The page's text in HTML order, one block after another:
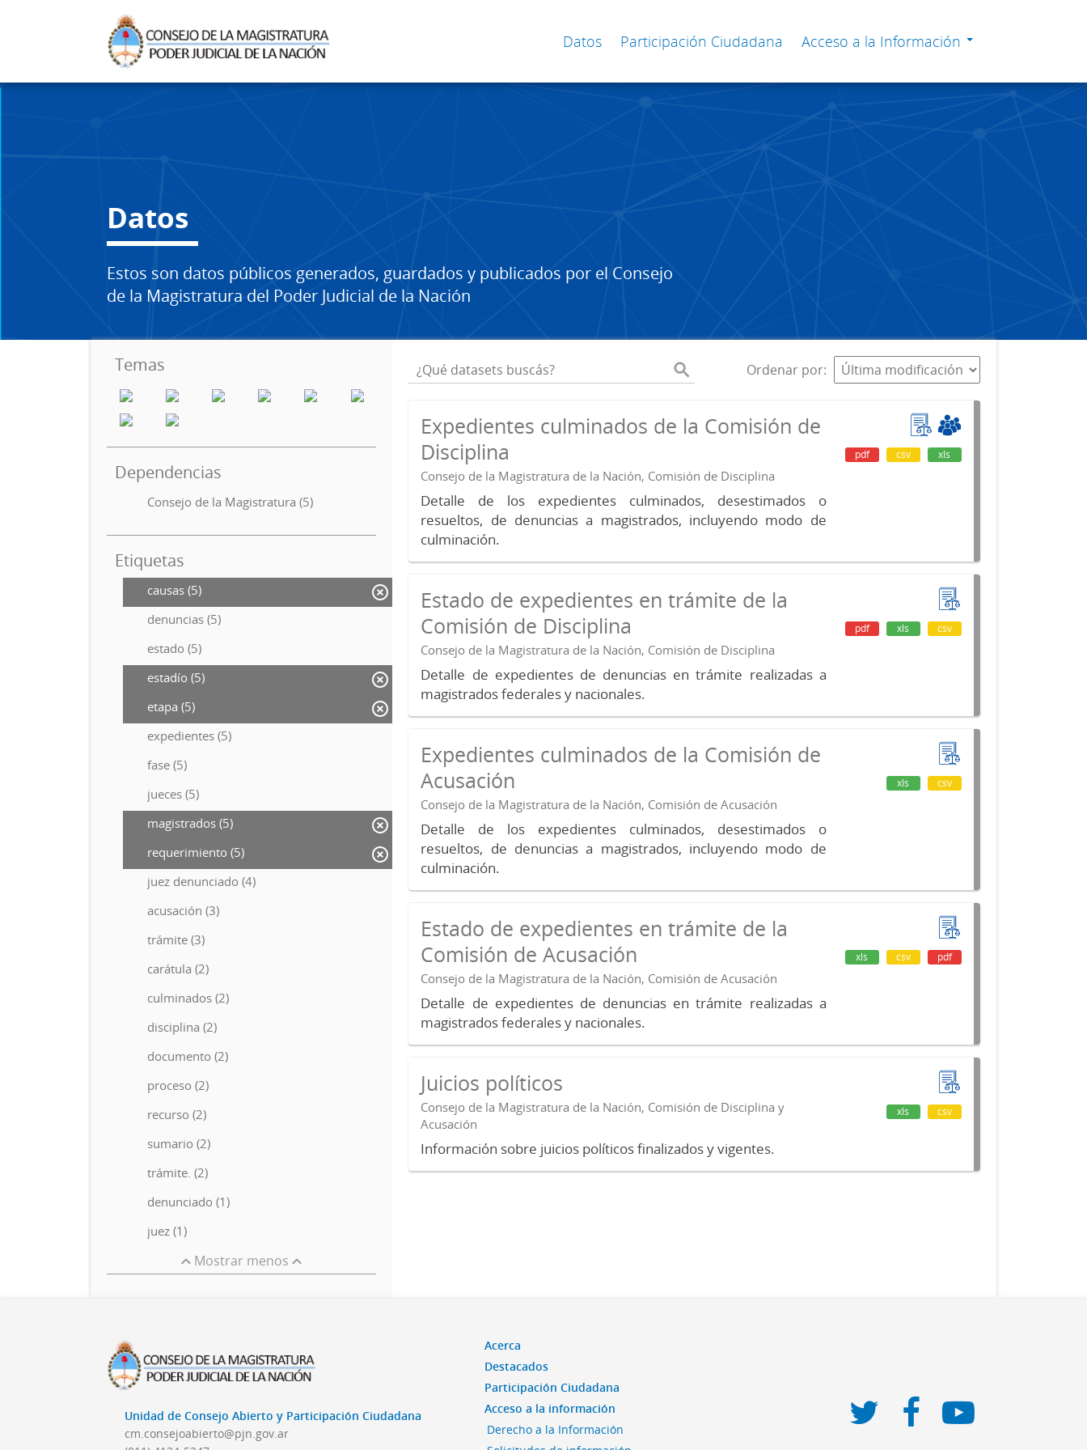
Datos Participación Ciudadana Acceso a la Información
Datos
Estos son datos públicos generados, guardados y publicados por el Consejo
de la Magistratura del Poder Judicial de la Nación
Temas
Dependencias
Consejo de la Magistratura (5)
Etiquetas
causas (5)
denuncias (5)
estado (5)
estadío (5)
etapa (5)
expedientes (5)
fase (5)
jueces (5)
magistrados (5)
requerimiento (5)
juez denunciado (4)
acusación (3)
trámite (3)
carátula (2)
culminados (2)
disciplina (2)
documento (2)
proceso (2)
recurso (2)
sumario (2)
trámite. (2)
denunciado (1)
juez (1)
Mostrar menos
Ordenar por
Expedientes culminados de la Comisión de
Disciplina
Consejo de la Magistratura de la Nación, Comisión de Disciplina
Detalle de los expedientes culminados, desestimados o
resueltos, de denuncias a magistrados, incluyendo modo de
culminación.
pdf csv xls
Estado de expedientes en trámite de la
Comisión de Disciplina
Consejo de la Magistratura de la Nación, Comisión de Disciplina
Detalle de expedientes de denuncias en trámite realizadas a
magistrados federales y nacionales.
pdf xls csv
Expedientes culminados de la Comisión de
Acusación
Consejo de la Magistratura de la Nación, Comisión de Acusación
Detalle de los expedientes culminados, desestimados o
resueltos, de denuncias a magistrados, incluyendo modo de
culminación.
xls csv
Estado de expedientes en trámite de la
Comisión de Acusación
Consejo de la Magistratura de la Nación, Comisión de Acusación
Detalle de expedientes de denuncias en trámite realizadas a
magistrados federales y nacionales.
xls csv pdf
Juicios políticos
Consejo de la Magistratura de la Nación, Comisión de Disciplina y
Acusación
Información sobre juicios políticos finalizados y vigentes.
xls csv
Unidad de Consejo Abierto y Participación Ciudadana
cm.consejoabierto@pjn.gov.ar
Acerca
Destacados
Participación Ciudadana
Acceso a la información
Derecho a la Información